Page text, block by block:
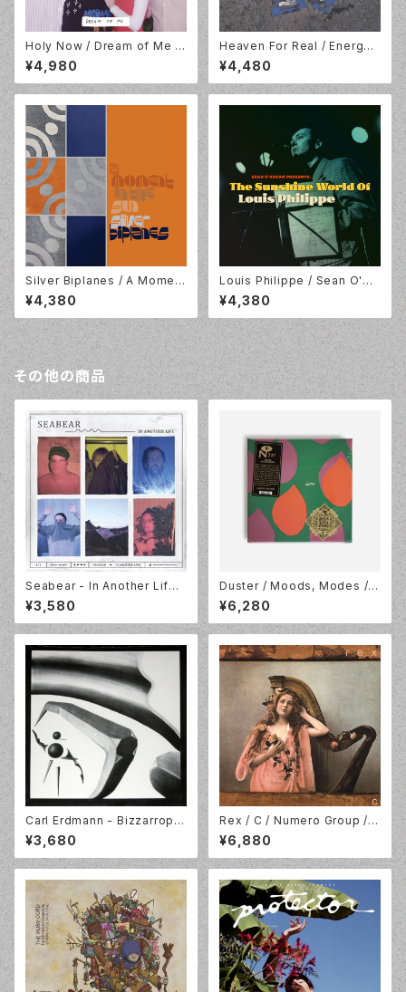
Holy Now / Dream of Me /
LP / Lazy Octopus Record
s / LP-LAZYOCT-032
¥4,980
Heaven For Real / Energy
Bar / LP /Mint Records / M
RL197
¥4,480
Silver Biplanes / A Moment
In The Sun / 2LP / Where It
s At Is Where You Are /WIA
110LP
¥4,380
Louis Philippe / Sean O'Ha
gan Presents: The Sunshin
e World Of Louis Philippe /
Tapete Records / TR516
¥4,380
その他の商品
Seabear - In Another Life
[LP] Morr Music MM173LP
¥3,580
Duster / Moods, Modes /
Ocean Blue Vinyl 7" x 3 BO
X / Numero Group / NUM72
1LP-C1
¥6,280
Carl Erdmann - Bizzarroph
ytes [LP]
¥3,680
Rex / C / Numero Group / R
ose Vinyl 2LP / NUM913LP
-C1
¥6,880